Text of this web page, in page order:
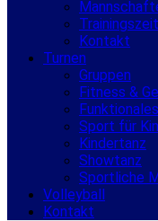
Kontakt
Turnen
Gruppen
Fitness &
Sport für
Kindertanz
Showtanz
Sportliche
Volleyball
Kontakt